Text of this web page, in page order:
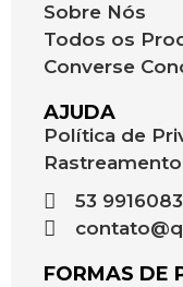
Sobre Nós
Todos os
Converse
AJUDA
Política de
53
FORMAS DE